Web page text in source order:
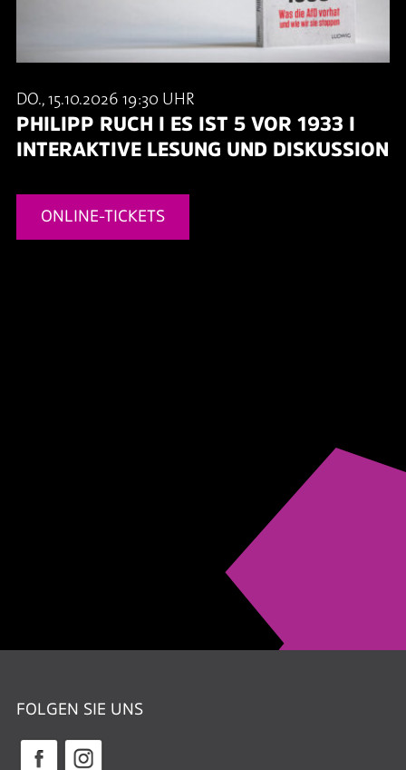
DO., 15.10.2026 19:30 UHR
PHILIPP RUCH I ES IST 5 VOR 1933 I
INTERAKTIVE LESUNG UND DISKUSSION
ONLINE-TICKETS
FOLGEN SIE UNS